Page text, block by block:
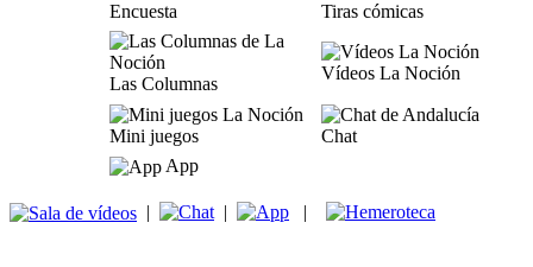
Encuesta Tiras cómicas
Las Columnas
Vídeos La Noción
Mini juegos
Chat
App
| | |